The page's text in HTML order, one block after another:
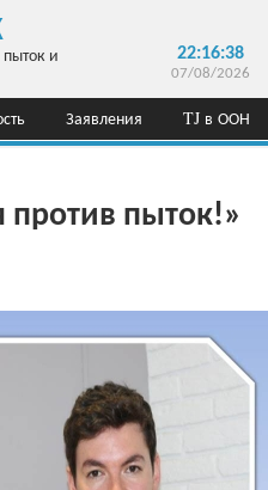
и
22:16:38
07/08/2026
Заявления TJ в ООН
пыток!»